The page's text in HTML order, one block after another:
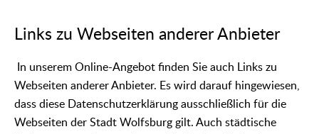
Links zu Webseiten anderer Anbieter
In unserem Online-Angebot finden Sie auch Links zu
Webseiten anderer Anbieter. Es wird darauf hingewiesen,
dass diese Datenschutzerklärung ausschließlich für die
Webseiten der Stadt Wolfsburg gilt. Auch städtische